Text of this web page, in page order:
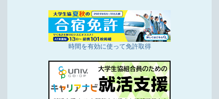
店舗投稿版ひとことカード「2023年6月16日～7月
15日集計分」を掲載しました
6/16更新
店舗投稿版ひとことカード「2023年5月16日～6月
6/7更新
[食堂部からのお知らせ]コンパ・懇親会の受付を開
始いたします
時間を有効に使って免許取得